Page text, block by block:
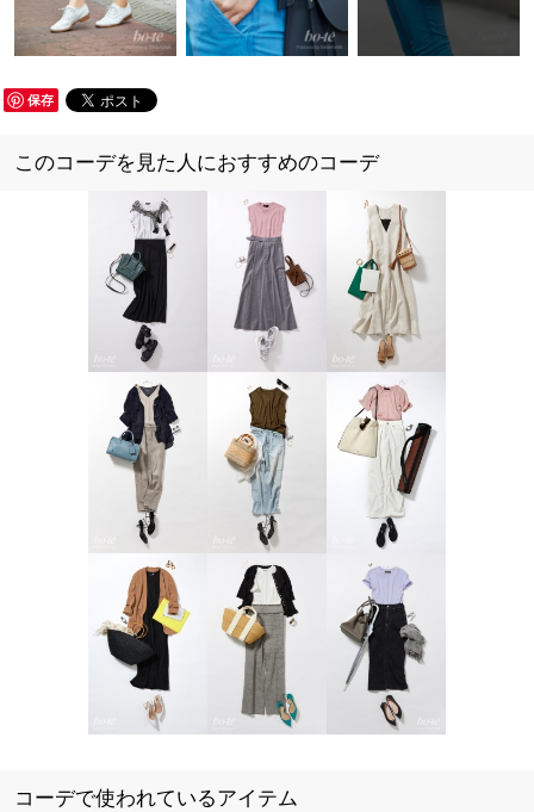
保存
このコーデを見た人におすすめのコーデ
コーデで使われているアイテム